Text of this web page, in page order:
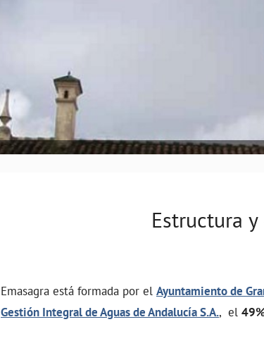
Estructura
Emasagra está formada por el Ayuntamiento de
Gestión Integral de Aguas de Andalucía S.A., el